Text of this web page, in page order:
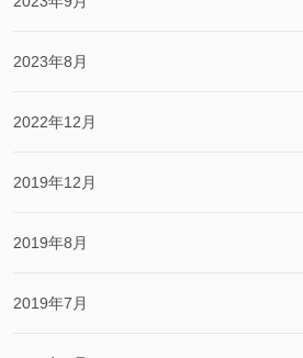
2023年8月
2022年12月
2019年12月
2019年8月
2019年7月